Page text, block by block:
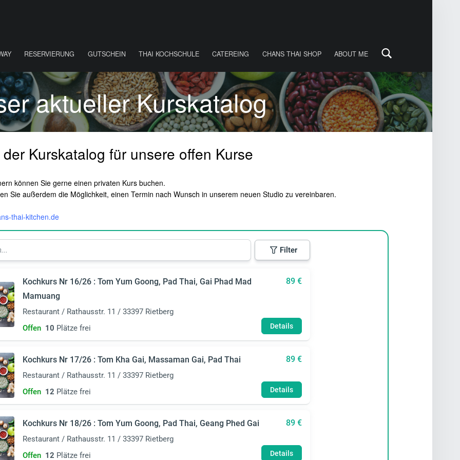
RESERVIERUNG GUTSCHEIN THAI KOCHSCHULE CATEREING CHANS THAI SHOP ABOUT ME
aktueller Kurskatalog
der Kurskatalog für unsere offen Kurse
können Sie gerne einen privaten Kurs buchen.
Sie außerdem die Möglichkeit, einen Termin nach Wunsch in unserem neuen Studio zu vereinbaren.
thai-kitchen.de
Filter
Kochkurs Nr 16/26 : Tom Yum Goong, Pad Thai, Gai Phad Mad
Mamuang
Restaurant / Rathausstr. 11 / 33397 Rietberg
Offen 10 Plätze frei
89 €
Details
Kochkurs Nr 17/26 : Tom Kha Gai, Massaman Gai, Pad Thai
Restaurant / Rathausstr. 11 / 33397 Rietberg
Offen 12 Plätze frei
89 €
Details
Kochkurs Nr 18/26 : Tom Yum Goong, Pad Thai, Geang Phed Gai
Restaurant / Rathausstr. 11 / 33397 Rietberg
Offen 12 Plätze frei
89 €
Details